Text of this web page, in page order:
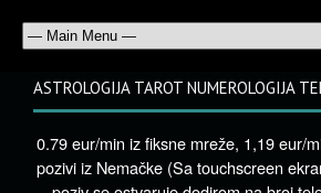
ASTROLOGIJA TAROT NUMEROLOGIJA
0.79 eur/min iz fiksne mreže, 1,19 eur/
pozivi iz Nemačke (Sa touchscreen